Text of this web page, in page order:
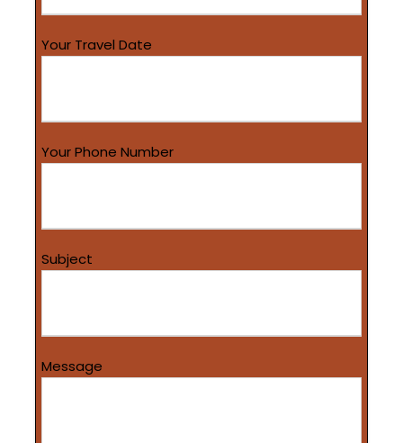
Your Travel Date
Your Phone Number
Subject
Message